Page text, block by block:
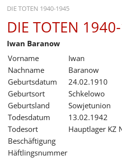
DIE TOTEN 1940-1945
STARTSEITE
AKTUELLES
AUSSTELLUNGEN
GESCHICHTE
BILDUNG
FORSCHUNG
SERVICE
DIE TOTEN
Iwan Baranow
Vorname
Iwan
Nachname
Baranow
Geburtsdatum
24.02.1910
Geburtsort
Schkelowo
Geburtsland
Sowjetunion
Todesdatum
13.02.1942
Todesort
Hauptlager KZ
Beschäftigung
Häftlingsnummer